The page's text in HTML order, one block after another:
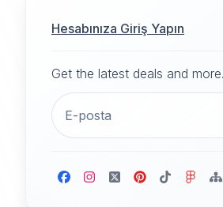
Hesabınıza Giriş Yapın
Get the latest deals and more.